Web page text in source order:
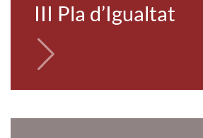
III Pla d’Igualtat